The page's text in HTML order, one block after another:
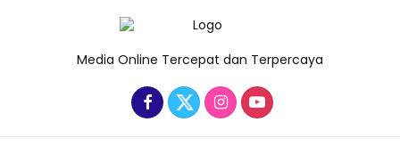
Media Online Tercepat dan Terpercaya